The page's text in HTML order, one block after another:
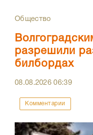
Общество
разрешили
билбордах
08.08.202606:39
Комментарии